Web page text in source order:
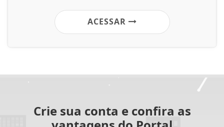
ACESSAR
Crie sua conta e confira as